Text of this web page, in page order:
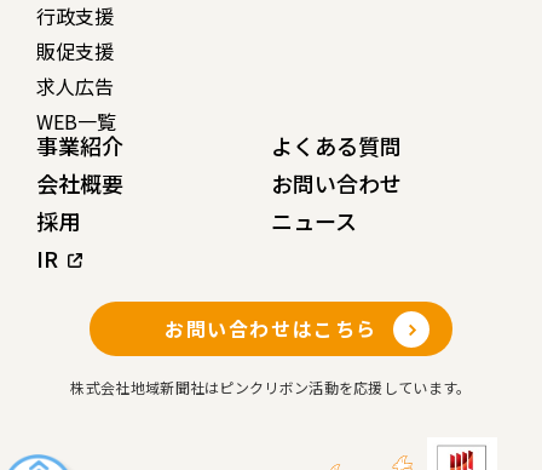
行政支援
販促支援
求人広告
WEB一覧
事業紹介
会社概要
採用
IR
よくある質問
お問い合わせ
ニュース
お問い合わせはこちら
株式会社地域新聞社はピンクリボン活動を応援しています。